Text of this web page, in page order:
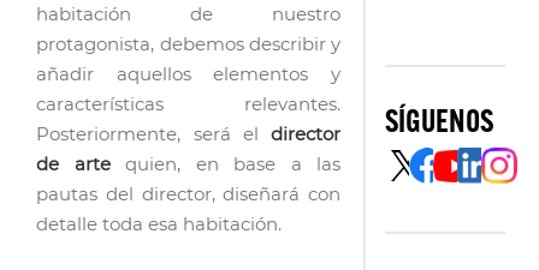
habitación de nuestro
protagonista, debemos describir y
añadir aquellos elementos y
características relevantes.
Posteriormente, será el director
de artequien, en base a las
pautas del director, diseñará con
detalle toda esa habitación.
de
EducaFilmoteca,
la iniciativa
educativa
SÍGUENOS